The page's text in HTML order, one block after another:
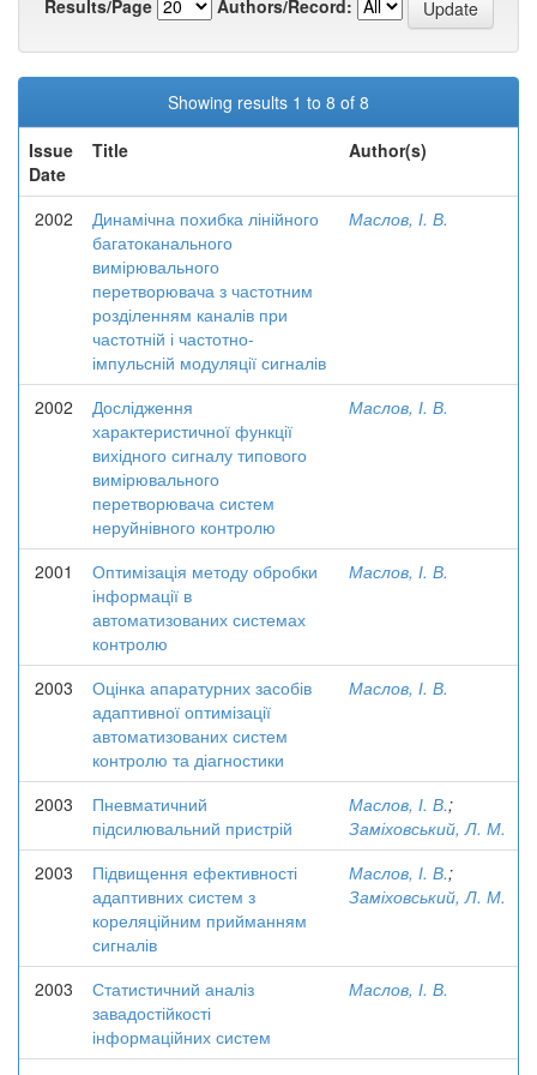
Results/Page
Authors/Record:
Showing results 1 to 8 of 8
Issue
Date
Title Author(s)
2002
Динамічна похибка лінійного
багатоканального
вимірювального
перетворювача з частотним
розділенням каналів при
частотній і частотно-
імпульсній модуляції сигналів
Маслов, І. В.
2002
Дослідження
характеристичної функції
вихідного сигналу типового
вимірювального
перетворювача систем
неруйнівного контролю
Маслов, І. В.
2001
Оптимізація методу обробки
інформації в
автоматизованих системах
контролю
Маслов, І. В.
2003
Оцінка апаратурних засобів
адаптивної оптимізації
автоматизованих систем
контролю та діагностики
Маслов, І. В.
2003
Пневматичний
підсилювальний пристрій
Маслов, І. В.;
Заміховський, Л. М.
2003
Підвищення ефективності
адаптивних систем з
кореляційним прийманням
сигналів
Маслов, І. В.;
Заміховський, Л. М.
2003
Статистичний аналіз
завадостійкості
інформаційних систем
Маслов, І. В.